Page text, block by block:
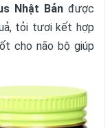
Nhật Bản được
tỏi tươi kết hợp
cho não bộ giúp